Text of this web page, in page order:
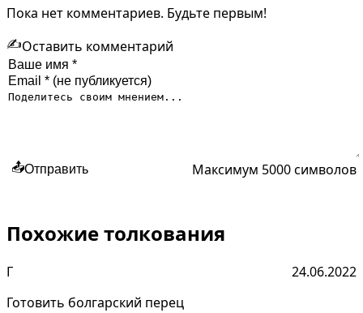
Пока нет комментариев. Будьте первым!
✍️Оставить комментарий
📤Отправить Максимум 5000 символов
Похожие толкования
Г
24.06.2022
Готовить болгарский перец